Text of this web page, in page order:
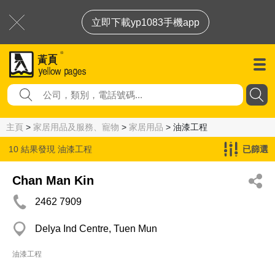
立即下載yp1083手機app
主頁 > 家居用品及服務、寵物 > 家居用品 > 油漆工程
10 結果發現 油漆工程 已篩選
Chan Man Kin
2462 7909
Delya Ind Centre, Tuen Mun
油漆工程